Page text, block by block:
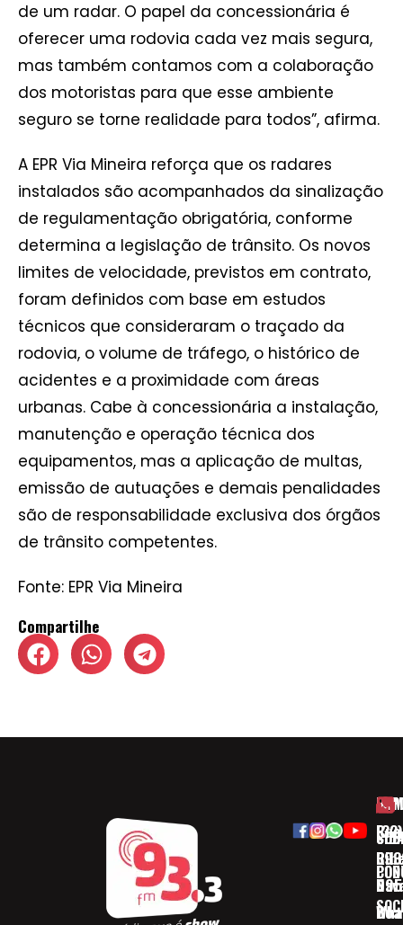
de um radar. O papel da concessionária é
oferecer uma rodovia cada vez mais segura,
mas também contamos com a colaboração
dos motoristas para que esse ambiente
seguro se torne realidade para todos”, afirma.
A EPR Via Mineira reforça que os radares
instalados são acompanhados da sinalização
de regulamentação obrigatória, conforme
determina a legislação de trânsito. Os novos
limites de velocidade, previstos em contrato,
foram definidos com base em estudos
técnicos que consideraram o traçado da
rodovia, o volume de tráfego, o histórico de
acidentes e a proximidade com áreas
urbanas. Cabe à concessionária a instalação,
manutenção e operação técnica dos
equipamentos, mas a aplicação de multas,
emissão de autuações e demais penalidades
são de responsabilidade exclusiva dos órgãos
de trânsito competentes.
Fonte: EPR Via Mineira
Compartilhe
(32)